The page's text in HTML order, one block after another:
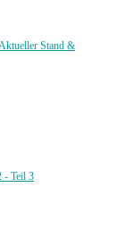
Stand &
- Teil 3